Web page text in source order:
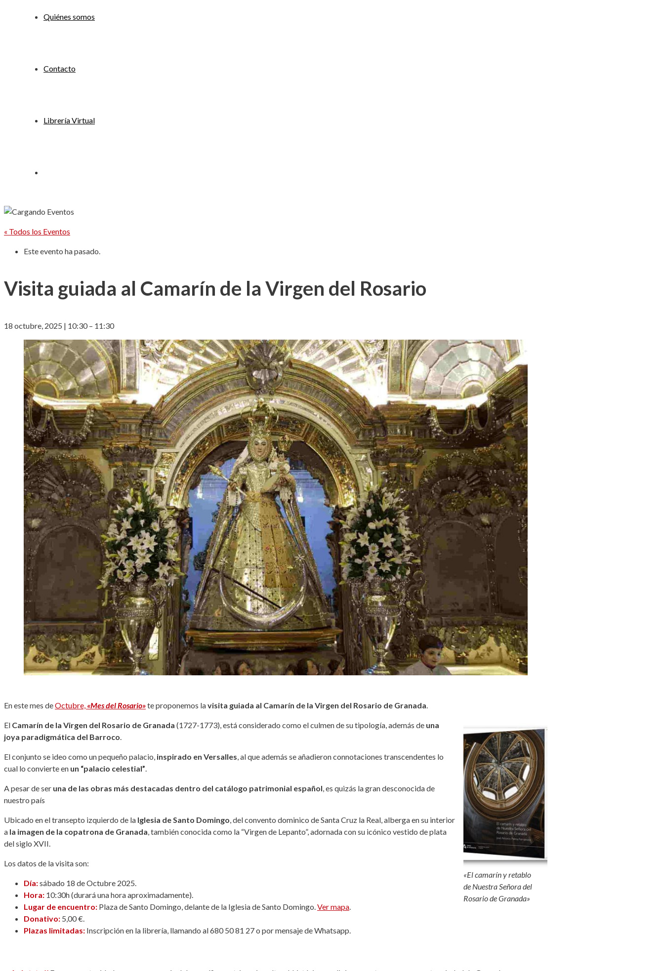
Quiénes somos
Contacto
Librería Virtual
« Todos los Eventos
Este evento ha pasado.
Visita guiada al Camarín de la Virgen del Rosario
18 octubre, 2025 | 10:30– 11:30
En este mes deOctubre, «Mes del Rosario»te proponemos lavisita guiada al Camarín de la Virgen del Rosario de Granada.
«El camarín y retablo
de Nuestra Señora del
Rosario de Granada»
El Camarín de la Virgen del Rosario de Granada (1727-1773), está considerado como el culmen de su tipología, además de una
joya paradigmática del Barroco.
El conjunto se ideo como un pequeño palacio, inspirado en Versalles, al que además se añadieron connotaciones transcendentes lo
cual lo convierte en un “palacio celestial”.
A pesar de ser una de las obras más destacadas dentro del catálogo patrimonial español, es quizás la gran desconocida de
nuestro país
Ubicado en el transepto izquierdo de la Iglesia de Santo Domingo, del convento dominico de Santa Cruz la Real, alberga en su interior
a la imagen de la copatrona de Granada, también conocida como la “Virgen de Lepanto”, adornada con su icónico vestido de plata
del siglo XVII.
Los datos de la visita son:
Día:sábado 18 de Octubre 2025.
Hora: 10:30h (durará una hora aproximadamente).
Lugar de encuentro: Plaza de Santo Domingo, delante de la Iglesia de Santo Domingo.Ver mapa.
Donativo: 5,00 €.
Plazas limitadas: Inscripción en la librería, llamando al 680 50 81 27 o por mensaje de Whatsapp.